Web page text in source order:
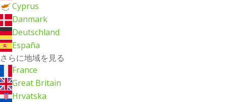
Cyprus
Danmark
Deutschland
España
さらに地域を見る
France
Great Britain
Hrvatska